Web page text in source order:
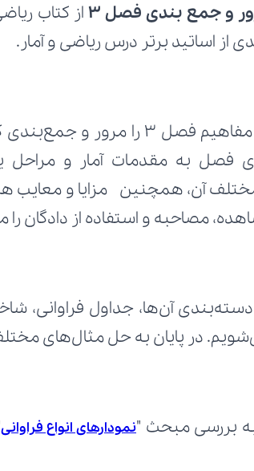
و جمع بندی فصل 3
از اساتید برتر درس ریاضی و آمار.
مصاحبه و استفاده از دادگان
در پایان به حل مثال‌های
بررسی مبحث "نمودارهای انواع فراوانی